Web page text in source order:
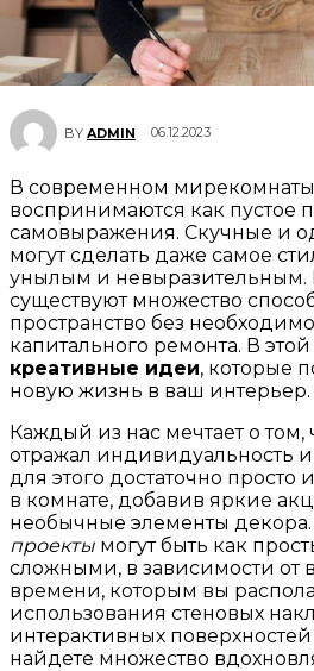
BY ADMIN 06.12.2023
В современном мирекомнаты
воспринимаются как пустое
самовыражения. Скучные и
могут сделать даже самое
унылым и невыразительным.
существуют множество
пространство без
капитального ремонта. В
креативные идеи, которые
новую жизнь в ваш интерьер.
Каждый из нас мечтает о том,
отражал индивидуальность
для этого достаточно просто
в комнате, добавив яркие
необычные элементы декора.
проекты могут быть как
сложными, в зависимости от
времени, которым вы
использования стеновых
интерактивных поверхностей
найдете множество